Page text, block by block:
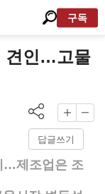
구독
견인…고물
답글쓰기
…제조업은 조